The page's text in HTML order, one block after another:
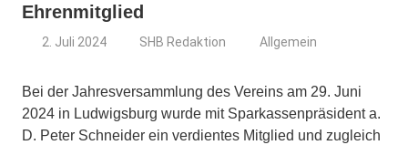
Ehrenmitglied
2. Juli 2024 SHB Redaktion Allgemein
Bei der Jahresversammlung des Vereins am 29. Juni
2024 in Ludwigsburg wurde mit Sparkassenpräsident a.
D. Peter Schneider ein verdientes Mitglied und zugleich